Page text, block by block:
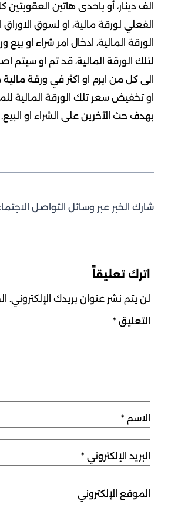
الف دينار، أو باحدى هاتين
الفعلي لورقة مالية، او لسوق
الورقة المالية، ادخال امر شراء او
لتلك الورقة المالية، قد تم او
الى كل من ابرم او اكثر في ورقة
او تخفيض سعر تلك الورقة المالية
بهدف حث الآخرين على الشراء او البيع.
شارك الخبر عبر وسائل التواصل
اترك تعليقاً
لن يتم نشر عنوان بريدك الإلكتروني.
التعليق *
الاسم *
البريد الإلكتروني *
الموقع الإلكتروني